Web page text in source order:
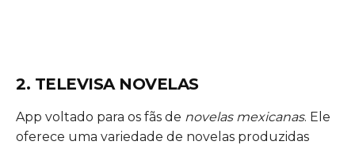
2. TELEVISA NOVELAS
App voltado para os fãs de novelas mexicanas. Ele
oferece uma variedade de novelas produzidas